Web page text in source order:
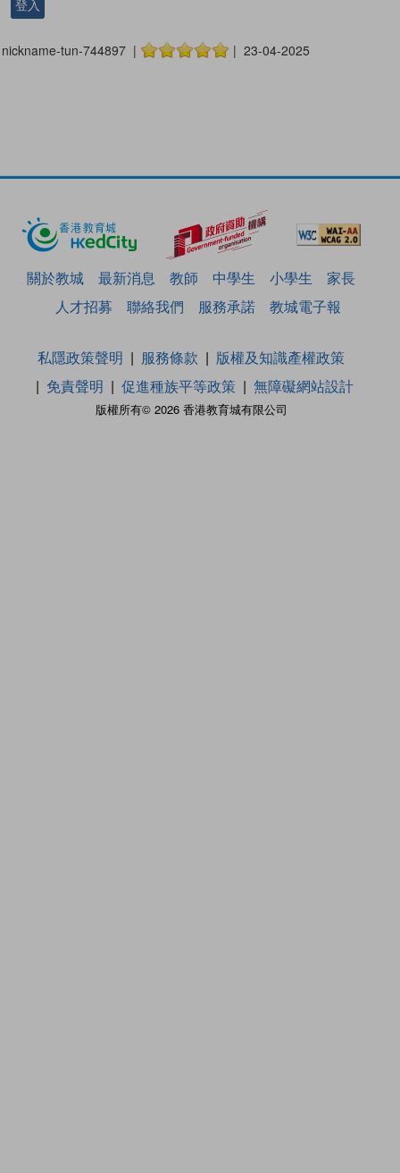
登入
nickname-tun-744897 | | 23-04-2025
關於教城 最新消息 教師 中學生 小學生
家長
人才招募
聯絡我們 服務承諾 教城電子報
版權所有© 2026 香港教育城有限公司
私隱政策聲明 服務條款
版權及知識產權政策
免責聲明
促進種族平等政策 無障礙網站設計